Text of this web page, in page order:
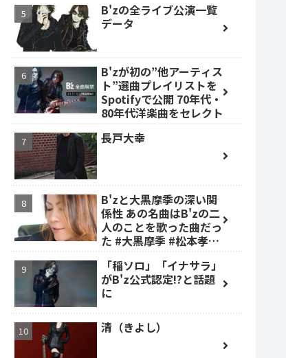
B'zの全ライブ公演一覧
データ
B'zが初の”他アーティス
ト”選曲プレイリストを
Spotifyで公開 70年代・
80年代洋楽曲をセレクト
長戸大幸
B'zと大黒摩季の深い関
係性 あの名曲はB'zの二
人のことを歌った曲だっ
た #大黒摩季 #松本孝弘
「稲ソロ」「イナサラ」
がB'z公式認定!?と話題
に
清（きよし）